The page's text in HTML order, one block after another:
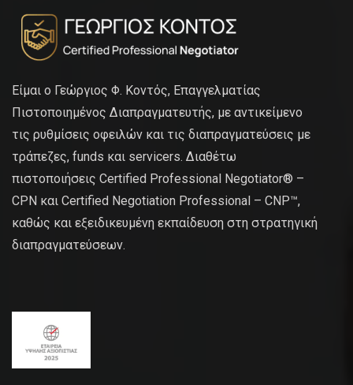
Είμαι ο Γεώργιος Φ. Κοντός, Επαγγελματίας
Πιστοποιημένος Διαπραγματευτής, με αντικείμενο
τις ρυθμίσεις οφειλών και τις διαπραγματεύσεις με
τράπεζες, funds και servicers. Διαθέτω
πιστοποιήσεις Certified Professional Negotiator® –
CPN και Certified Negotiation Professional – CNP™,
καθώς και εξειδικευμένη εκπαίδευση στη στρατηγική
διαπραγματεύσεων.